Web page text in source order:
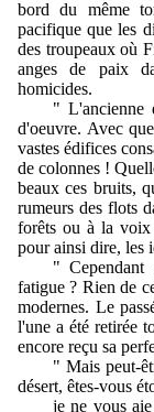
bord du même
pacifique que les
des troupeaux où
anges de paix
homicides.
" L'ancienne
d'oeuvre. Avec
vastes édifices
de colonnes !
beaux ces bruits,
rumeurs des flots
forêts ou à la voix
pour ainsi dire, les
" Cependant
fatigue ? Rien de
modernes. Le
l'une a été retirée
encore reçu sa
" Mais peut-
désert, êtes-vous
je ne vous